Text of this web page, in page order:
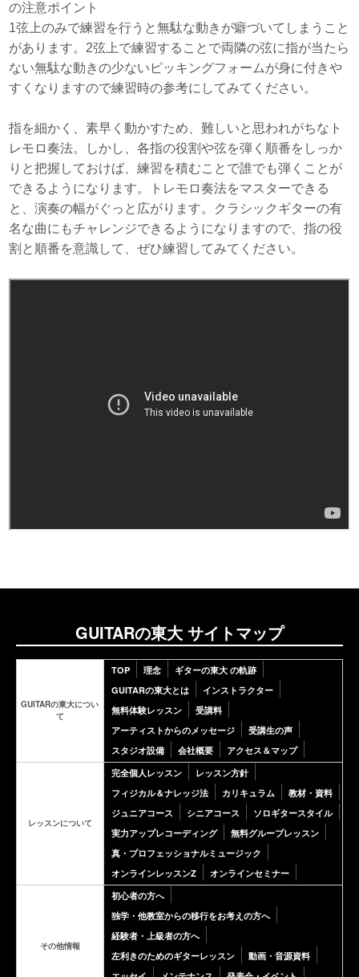
の注意ポイント
1弦上のみで練習を行うと無駄な動きが癖づいてしまうこと
があります。2弦上で練習することで両隣の弦に指が当たら
ない無駄な動きの少ないピッキングフォームが身に付きや
すくなりますので練習時の参考にしてみてください。
指を細かく、素早く動かすため、難しいと思われがちなト
レモロ奏法。しかし、各指の役割や弦を弾く順番をしっか
りと把握しておけば、練習を積むことで誰でも弾くことが
できるようになります。トレモロ奏法をマスターできる
と、演奏の幅がぐっと広がります。クラシックギターの有
名な曲にもチャレンジできるようになりますので、指の役
割と順番を意識して、ぜひ練習してみてください。
GUITARの東大 サイトマップ
GUITARの東大につい
て
TOP 理念
ギターの東大 の軌跡
GUITARの東大とは
インストラクター
無料体験レッスン
受講料
アーティストからのメッセージ
受講生の声
スタジオ設備
会社概要 アクセス＆マップ
レッスンについて
完全個人レッスン
レッスン方針
フィジカル＆ナレッジ法
カリキュラム
教材・資料
ジュニアコース
シニアコース
ソロギタースタイル
実力アップレコーディング
無料グループレッスン
真・プロフェッショナルミュージック
オンラインレッスンZ
オンラインセミナー
その他情報
初心者の方へ
独学・他教室からの移行をお考えの方へ
経験者・上級者の方へ
左利きのためのギターレッスン
動画・音源資料